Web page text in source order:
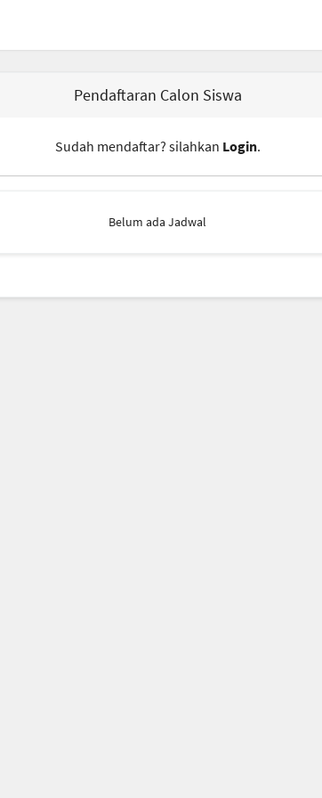
Pendaftaran Calon Siswa
Sudah mendaftar? silahkan Login.
Belum ada Jadwal